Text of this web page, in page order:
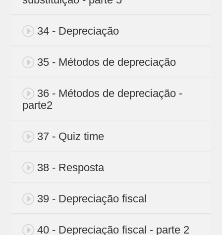
34 - Depreciação
35 - Métodos de depreciação
36 - Métodos de depreciação -
parte2
37 - Quiz time
38 - Resposta
39 - Depreciação fiscal
40 - Depreciação fiscal - parte 2